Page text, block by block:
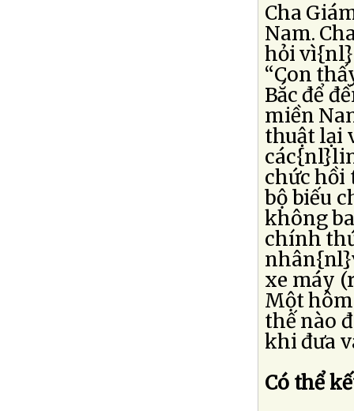
Cha
Nam.
hỏi
“Con
Bắc để
miền
thuật lại
chức hồi
bộ biếu
không
chính
xe máy
Một
thế nào
khi đưa
Có thể